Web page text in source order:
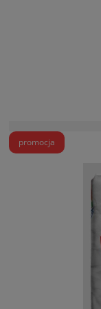
promocja